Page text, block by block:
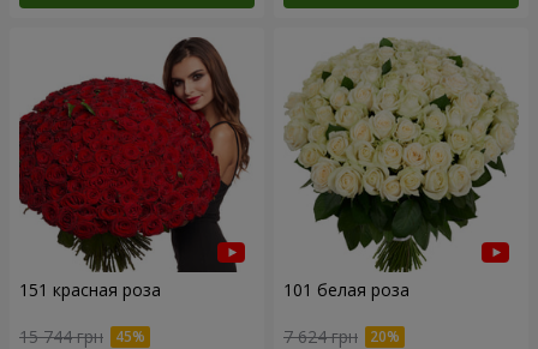
151 красная роза
15 744 грн
101 белая роза
7 624 грн